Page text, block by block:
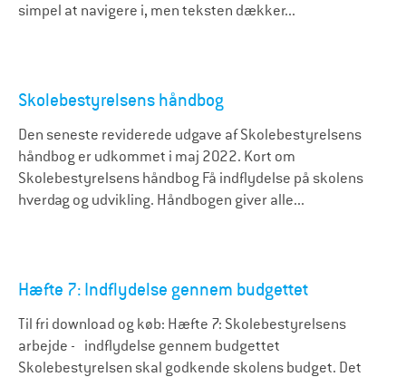
simpel at navigere i, men teksten dækker...
Skolebestyrelsens håndbog
Den seneste reviderede udgave af Skolebestyrelsens
håndbog er udkommet i maj 2022. Kort om
Skolebestyrelsens håndbog Få indflydelse på skolens
hverdag og udvikling. Håndbogen giver alle...
Hæfte 7: Indflydelse gennem budgettet
Til fri download og køb: Hæfte 7: Skolebestyrelsens
arbejde - indflydelse gennem budgettet
Skolebestyrelsen skal godkende skolens budget. Det